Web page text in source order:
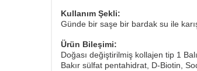
Kullanım Şekli:
Günde bir saşe bir bardak su ile
Ürün Bileşimi:
Doğası değiştirilmiş kollajen tip 1
Bakır sülfat pentahidrat, D-Biotin,